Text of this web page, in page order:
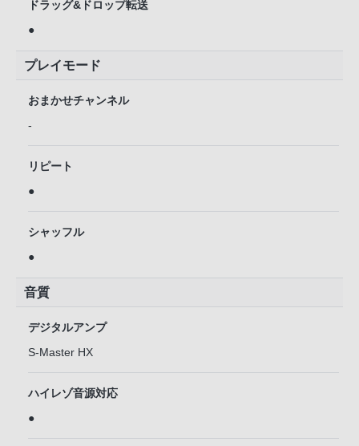
ドラッグ&ドロップ転送
●
プレイモード
おまかせチャンネル
-
リピート
●
シャッフル
●
音質
デジタルアンプ
S-Master HX
ハイレゾ音源対応
●